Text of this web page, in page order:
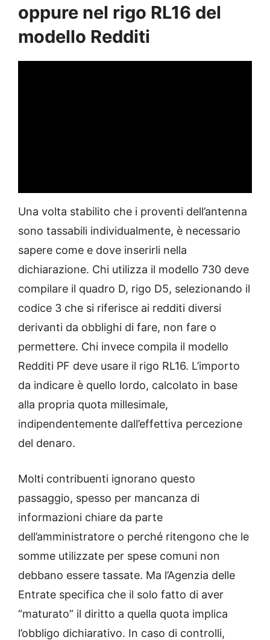
oppure nel rigo RL16 del
modello Redditi
Una volta stabilito che i proventi dell’antenna
sono tassabili individualmente, è necessario
sapere come e dove inserirli nella
dichiarazione. Chi utilizza il modello 730 deve
compilare il quadro D, rigo D5, selezionando il
codice 3 che si riferisce ai redditi diversi
derivanti da obblighi di fare, non fare o
permettere. Chi invece compila il modello
Redditi PF deve usare il rigo RL16. L’importo
da indicare è quello lordo, calcolato in base
alla propria quota millesimale,
indipendentemente dall’effettiva percezione
del denaro.
Molti contribuenti ignorano questo
passaggio, spesso per mancanza di
informazioni chiare da parte
dell’amministratore o perché ritengono che le
somme utilizzate per spese comuni non
debbano essere tassate. Ma l’Agenzia delle
Entrate specifica che il solo fatto di aver
“maturato” il diritto a quella quota implica
l’obbligo dichiarativo. In caso di controlli,